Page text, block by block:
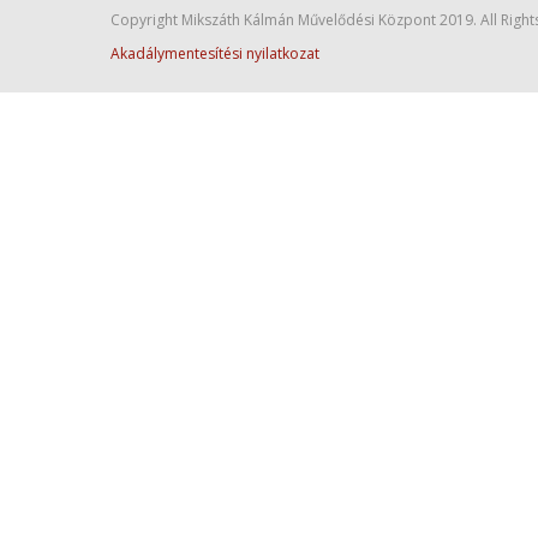
Copyright Mikszáth Kálmán Művelődési Központ 2019. All
Akadálymentesítési nyilatkozat